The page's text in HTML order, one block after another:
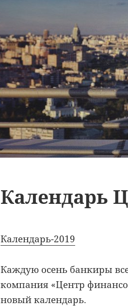
Календарь
Календарь-2019
Каждую осень банкиры
компания «Центр
новый календарь.